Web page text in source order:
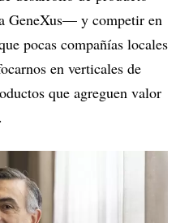
GeneXus— y competir en
pocas compañías locales
en verticales de
que agreguen valor